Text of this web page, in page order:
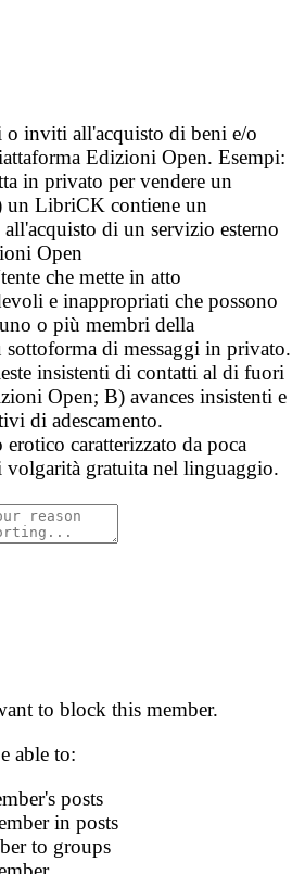
o inviti all'acquisto di beni e/o
Edizioni Open. Esempi:
in privato per vendere un
un LibriCK contiene un
di un servizio esterno
Open
che mette in atto
e inappropriati che possono
o più membri della
di messaggi in privato.
insistenti di contatti al di fuori
Open; B) avances insistenti e
di adescamento.
erotico caratterizzato da poca
volgarità gratuita nel linguaggio.
to block this member.
able to:
posts
in posts
to groups